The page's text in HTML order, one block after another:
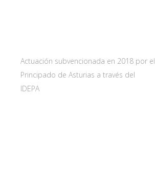
Actuación subvencionada en 2018 por el
Principado de Asturias a través del
IDEPA